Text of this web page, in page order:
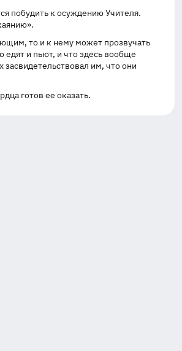
побудить к осуждению Учителя.
то и к нему может прозвучать
едят и пьют, и что здесь вообще
им, что они
готов ее оказать.